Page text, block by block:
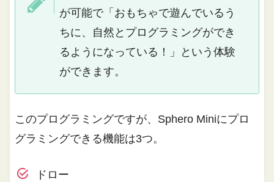
が可能で「おもちゃで遊んでいるう
ちに、自然とプログラミングができ
るようになっている！」という体験
ができます。
このプログラミングですが、Sphero Miniにプロ
グラミングできる機能は3つ。
ドロー